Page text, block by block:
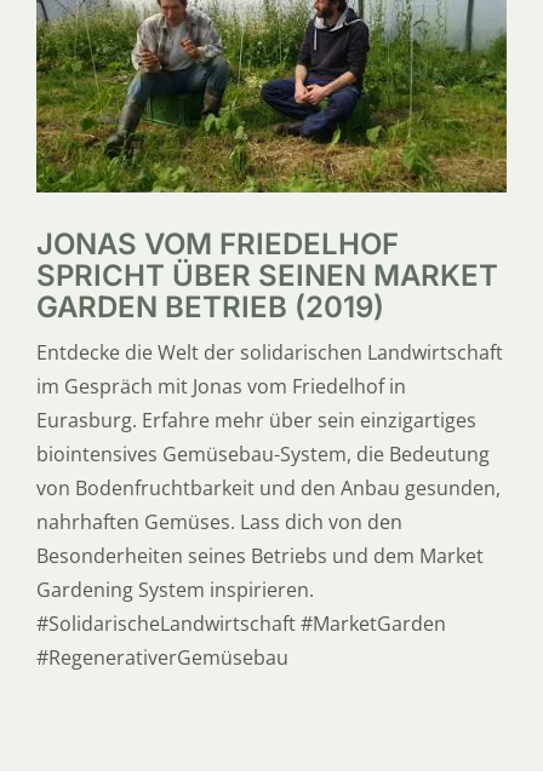
SERVICE
ÜBER UNS
JONAS VOM FRIEDELHOF
SPRICHT ÜBER SEINEN MARKET
GARDEN BETRIEB (2019)
Entdecke die Welt der solidarischen Landwirtschaft
im Gespräch mit Jonas vom Friedelhof in
Eurasburg. Erfahre mehr über sein einzigartiges
biointensives Gemüsebau-System, die Bedeutung
von Bodenfruchtbarkeit und den Anbau gesunden,
nahrhaften Gemüses. Lass dich von den
Besonderheiten seines Betriebs und dem Market
Gardening System inspirieren.
#SolidarischeLandwirtschaft #MarketGarden
#RegenerativerGemüsebau